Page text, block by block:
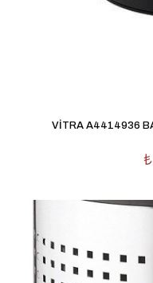
VİTRA A4414936
₺